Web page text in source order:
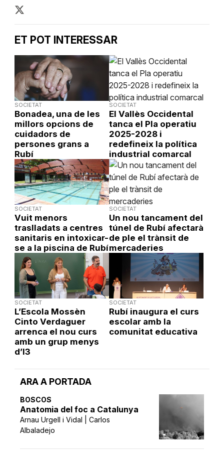
ARA A PORTADA
BOSCOS
Anatomia del foc a Catalunya
Arnau Urgell i Vidal | Carlos
Albaladejo
ET POT INTERESSAR
SOCIETAT
Bonadea, una de les
millors opcions de
cuidadors de
persones grans a
Rubí
SOCIETAT
El Vallès Occidental
tanca el Pla operatiu
2025-2028 i
redefineix la política
industrial comarcal
SOCIETAT
Vuit menors
traslladats a centres
sanitaris en intoxicar-
se a la piscina de Rubí
SOCIETAT
Un nou tancament del
túnel de Rubí afectarà
de ple el trànsit de
mercaderies
SOCIETAT
L’Escola Mossèn
Cinto Verdaguer
arrenca el nou curs
amb un grup menys
d’I3
SOCIETAT
Rubí inaugura el curs
escolar amb la
comunitat educativa